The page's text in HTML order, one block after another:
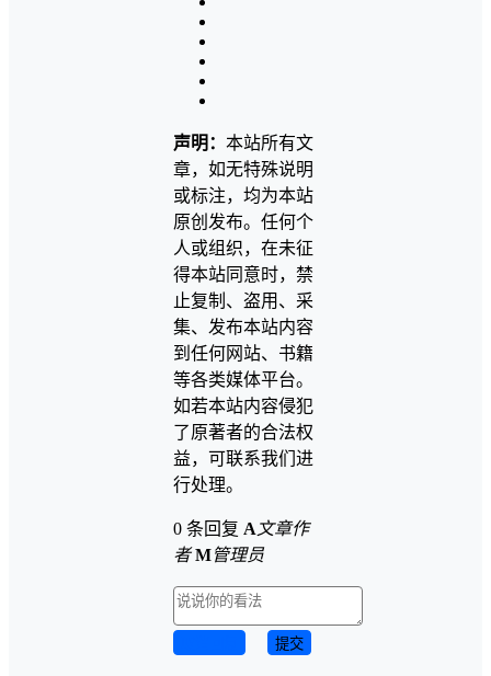
声明： 本站所有文
章，如无特殊说明
或标注，均为本站
原创发布。任何个
人或组织，在未征
得本站同意时，禁
止复制、盗用、采
集、发布本站内容
到任何网站、书籍
等各类媒体平台。
如若本站内容侵犯
了原著者的合法权
益，可联系我们进
行处理。
0 条回复 A 文章作
者 M管理员
提交